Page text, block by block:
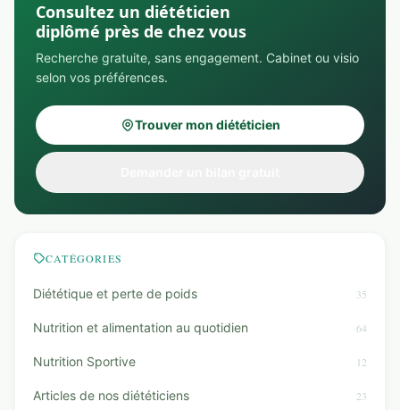
Consultez un diététicien
diplômé près de chez vous
Recherche gratuite, sans engagement. Cabinet ou visio
selon vos préférences.
Trouver mon diététicien
CATÉGORIES
Diététique et perte de poids 35
Nutrition et alimentation au quotidien 64
Nutrition Sportive 12
Articles de nos diététiciens 23